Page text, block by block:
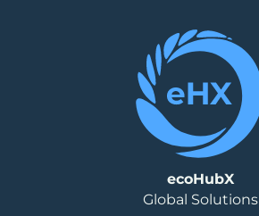
ecoHubX
Global Solutions